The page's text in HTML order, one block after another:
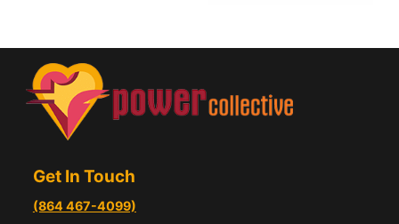
Get In Touch
(864 467-4099)